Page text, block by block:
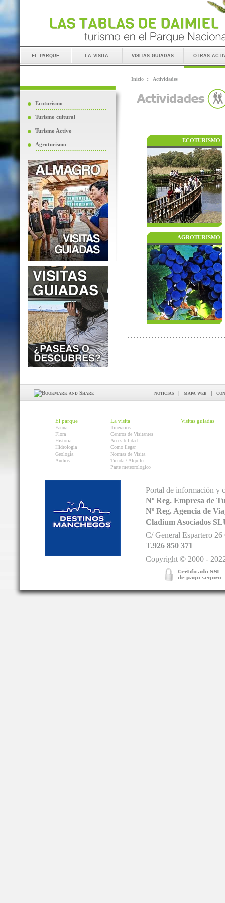
el parque la visita visitas guiadas otras
Ecoturismo
Turismo cultural
Turismo Activo
Agroturismo
Inicio :: Actividades
ECOTURISMO
AGROTURISMO
noticias | mapa web |
El parque
Fauna
Flora
Historia
Hidrología
Geología
Audios
La visita
Itinerarios
Centros de Visitantes
Accesibilidad
Como llegar
Normas de Visita
Tienda / Alquiler
Parte meteorológico
Visitas guiadas
Portal de información y
Nº Reg. Empresa de
Nº Reg. Agencia de
Cladium Asociados
C/ General Espartero
T.926 850 371
Copyright © 2000 -